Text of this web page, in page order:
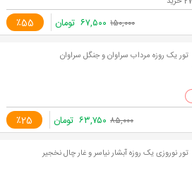
٪55 ۱۵۰,۰۰۰ ۶۷,۵۰۰ تومان
تور یک روزه مرداب سراوان و جنگل سراوان
٪25 ۸۵,۰۰۰ ۶۳,۷۵۰ تومان
تور نوروزی یک روزه آبشار نیاسر و غار چال نخجیر